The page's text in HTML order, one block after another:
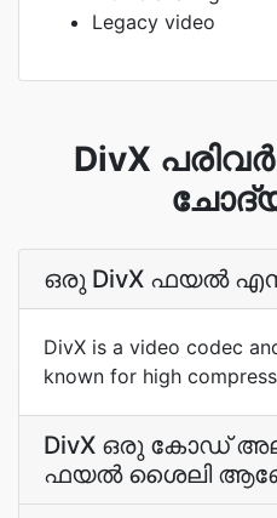
Legacy video
DivX
ഒരു DivX ഫയല്‍
DivX is a video codec
known for high
DivX ഒരു കോഡ്
ഫയല്‍ ശൈലി